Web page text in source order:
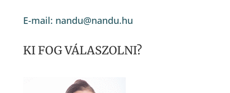
E-mail: nandu@nandu.hu
KI FOG VÁLASZOLNI?